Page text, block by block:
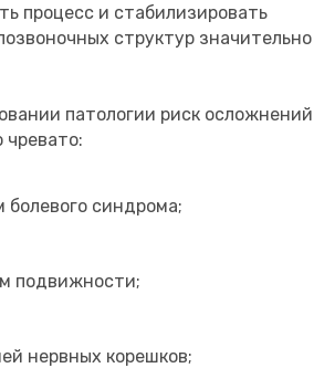
процесс и стабилизировать
структур значительно
патологии риск осложнений
чревато:
болевого синдрома;
подвижности;
нервных корешков;